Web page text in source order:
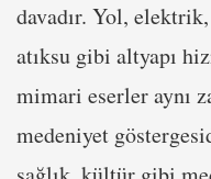
davadır. Yol,
atıksu gibi altyapı
mimari eserler aynı
medeniyet